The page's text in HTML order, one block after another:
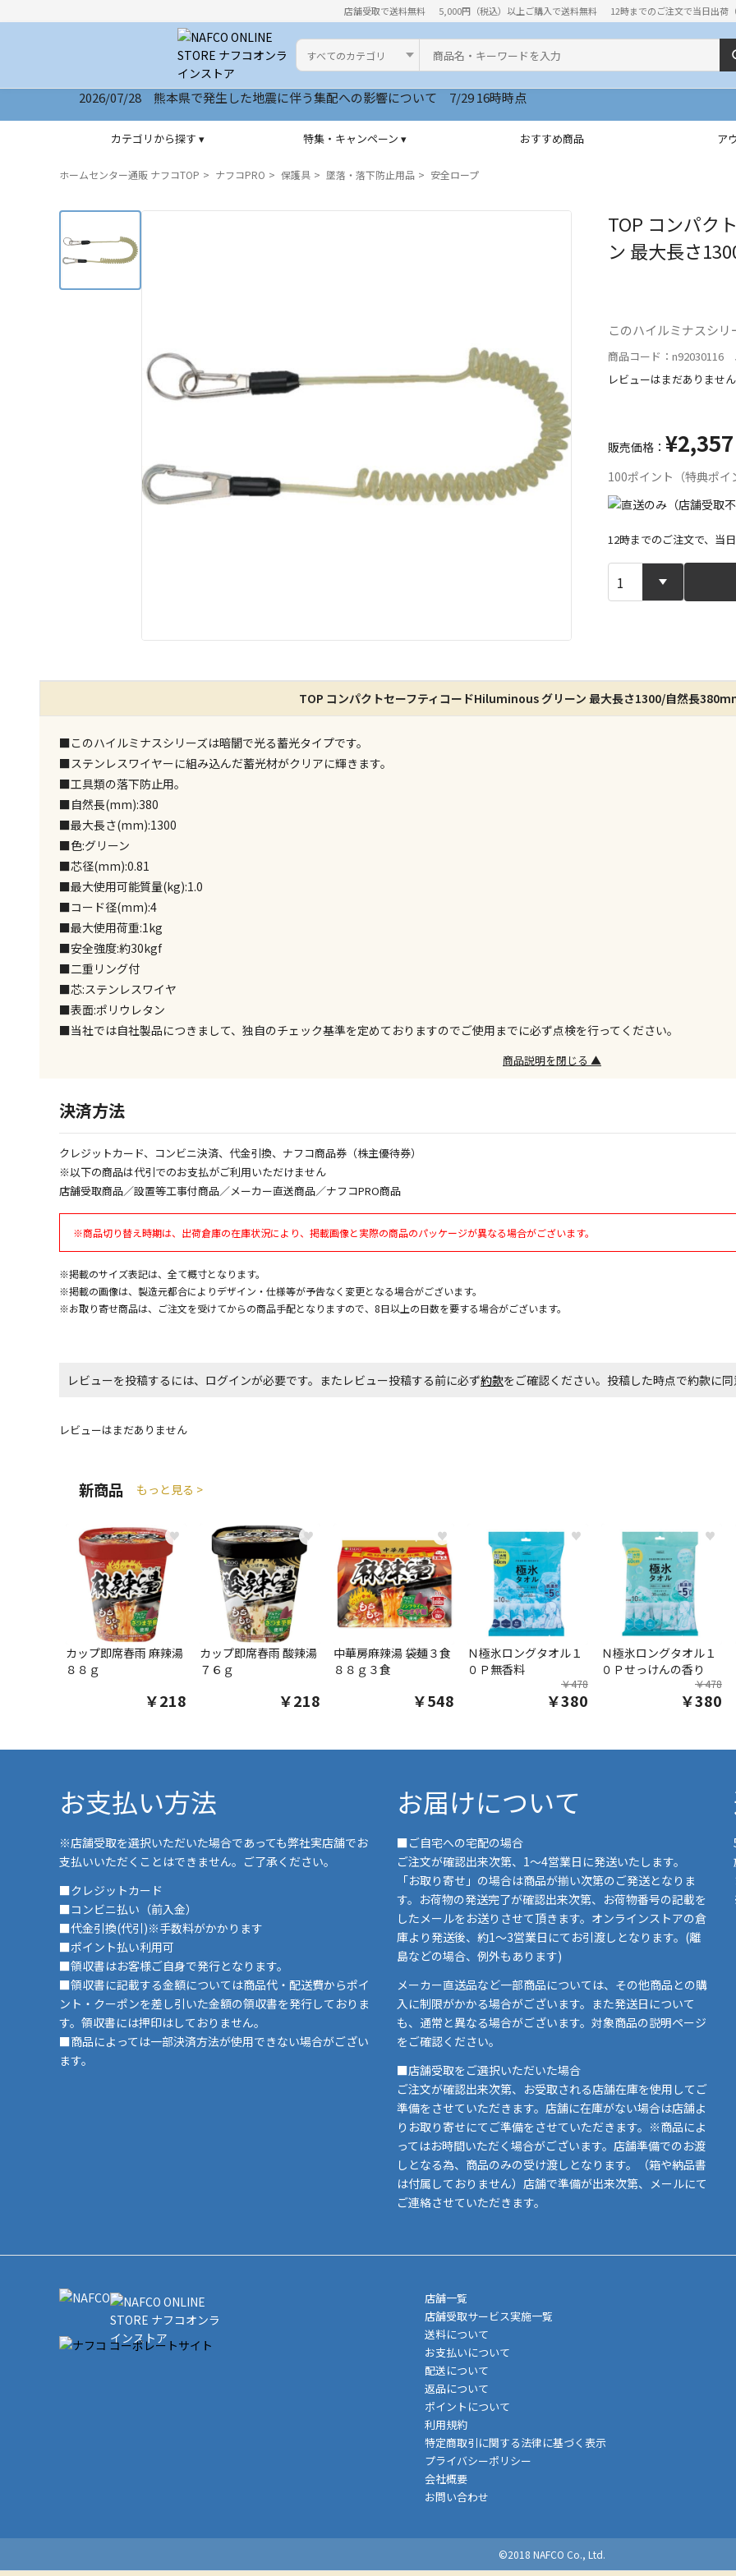
店舗受取で送料無料 5,000円（税込）以上ご購入で送料無料 12時までのご注文で当日出荷（
カテゴリ
検索キーワード
2026/07/28 熊本県で発生した地震に伴う集配への影響について 7/29 16時時点
2026/07/28 サイトリニューアルいたしました
カテゴリから探す ▾ 特集・キャンペーン ▾ おすすめ商品 ア
ホームセンター通販 ナフコTOP ナフコPRO 保護具 墜落・落下防止用品 安全ロープ
TOP コンパク
ン 最大長さ
このハイルミナスシリ
商品コード：n92030116
レビューはまだありません
販売価格： ¥2,357
100ポイント（特典ポイ
宅配や店舗
特定の店舗
ん）
12時までのご注文で、当
TOP コンパクトセーフティコードHiluminous グリーン 最大長さ1300/自然長
■このハイルミナスシリーズは暗闇で光る蓄光タイプです。
■ステンレスワイヤーに組み込んだ蓄光材がクリアに輝きます。
■工具類の落下防止用。
■自然長(mm):380
■最大長さ(mm):1300
■色:グリーン
■芯径(mm):0.81
■最大使用可能質量(kg):1.0
■コード径(mm):4
■最大使用荷重:1kg
■安全強度:約30kgf
■二重リング付
■芯:ステンレスワイヤ
■表面:ポリウレタン
■当社では自社製品につきまして、独自のチェック基準を定めておりますのでご使用までに必ず点検を行ってください。
商品説明を閉じる ▲
決済方法
クレジットカード、コンビニ決済、代金引換、ナフコ商品券（株主優待券）
※以下の商品は代引でのお支払がご利用いただけません
店舗受取商品／設置等工事付商品／メーカー直送商品／ナフコPRO商品
※商品切り替え時期は、出荷倉庫の在庫状況により、掲載画像と実際の商品のパッケージが異なる場合がございます。
※掲載のサイズ表記は、全て概寸となります。
※掲載の画像は、製造元都合によりデザイン・仕様等が予告なく変更となる場合がございます。
※お取り寄せ商品は、ご注文を受けてからの商品手配となりますので、8日以上の日数を要する場合がございます。
レビューを投稿するには、ログインが必要です。またレビュー投稿する前に必ず約款をご確認ください。投稿した時点で約款
レビューはまだありません
新商品 もっと見る >
♥
カップ即席春雨 麻辣湯
８８ｇ
￥218
♥
カップ即席春雨 酸辣湯
７６ｇ
￥218
♥
中華房麻辣湯 袋麺３食
８８ｇ３食
￥548
♥
Ｎ極氷ロングタオル１
０Ｐ無香料
￥478
￥380
♥
Ｎ極氷ロングタオル１
０Ｐせっけんの香り
￥478
￥380
お支払い方法
※店舗受取を選択いただいた場合であっても弊社実店舗でお
支払いいただくことはできません。ご了承ください。
■クレジットカード
■コンビニ払い（前入金）
■代金引換(代引)※手数料がかかります
■ポイント払い利用可
■領収書はお客様ご自身で発行となります。
■領収書に記載する金額については商品代・配送費からポイ
ント・クーポンを差し引いた金額の領収書を発行しておりま
す。領収書には押印はしておりません。
■商品によっては一部決済方法が使用できない場合がござい
ます。
お届けについて
■ご自宅への宅配の場合
ご注文が確認出来次第、1～4営業日に発送いたします。
「お取り寄せ」の場合は商品が揃い次第のご発送となりま
す。お荷物の発送完了が確認出来次第、お荷物番号の記載を
したメールをお送りさせて頂きます。オンラインストアの倉
庫より発送後、約1～3営業日にてお引渡しとなります。(離
島などの場合、例外もあります)
メーカー直送品など一部商品については、その他商品との購
入に制限がかかる場合がございます。また発送日について
も、通常と異なる場合がございます。対象商品の説明ページ
をご確認ください。
■店舗受取をご選択いただいた場合
ご注文が確認出来次第、お受取される店舗在庫を使用してご
準備をさせていただきます。店舗に在庫がない場合は店舗よ
りお取り寄せにてご準備をさせていただきます。※商品によ
ってはお時間いただく場合がございます。店舗準備でのお渡
しとなる為、商品のみの受け渡しとなります。（箱や納品書
は付属しておりません）店舗で準備が出来次第、メールにて
ご連絡させていただきます。
店舗一覧
店舗受取サービス実施一覧
送料について
お支払いについて
配送について
返品について
ポイントについて
利用規約
特定商取引に関する法律に基づく表示
プライバシーポリシー
会社概要
お問い合わせ
©2018 NAFCO Co., Ltd.